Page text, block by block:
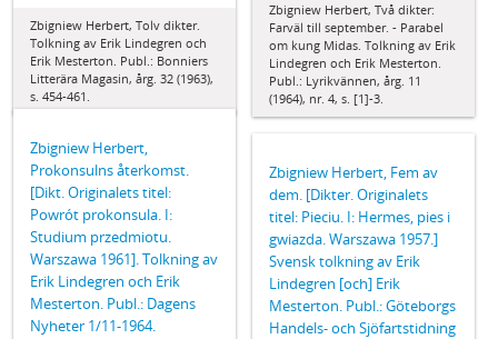
Zbigniew Herbert, Två dikter:
Farväl till september. - Parabel
om kung Midas. Tolkning av Erik
Lindegren och Erik Mesterton.
Publ.: Lyrikvännen, årg. 11
(1964), nr. 4, s. [1]-3.
Zbigniew Herbert, Tolv dikter.
Tolkning av Erik Lindegren och
Erik Mesterton. Publ.: Bonniers
Litterära Magasin, årg. 32 (1963),
s. 454-461.
Zbigniew Herbert,
Prokonsulns återkomst.
[Dikt. Originalets titel:
Powrót prokonsula. I:
Studium przedmiotu.
Warszawa 1961]. Tolkning av
Erik Lindegren och Erik
Mesterton. Publ.: Dagens
Nyheter 1/11-1964.
Zbigniew Herbert, Fem av
dem. [Dikter. Originalets
titel: Pieciu. I: Hermes, pies i
gwiazda. Warszawa 1957.]
Svensk tolkning av Erik
Lindegren [och] Erik
Mesterton. Publ.: Göteborgs
Handels- och Sjöfartstidning